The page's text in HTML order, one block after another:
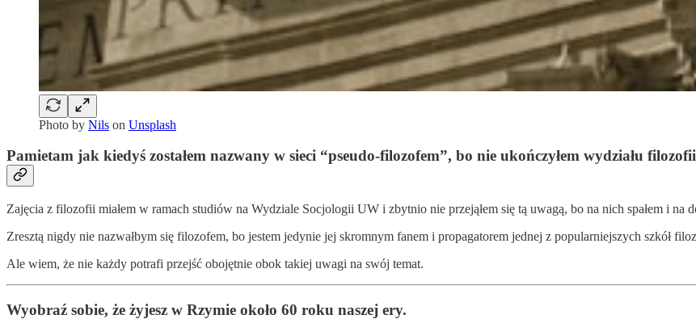
Photo by Nils on Unsplash
Pamietam jak kiedyś zostałem nazwany w sieci “pseudo-filozofem”, bo nie ukończyłem wydziału
Zajęcia z filozofii miałem w ramach studiów na Wydziale Socjologii UW i zbytnio nie przejąłem się tą uwagą, bo na nich spałem i na
Zresztą nigdy nie nazwałbym się filozofem, bo jestem jedynie jej skromnym fanem i propagatorem jednej z popularniejszych szkół
Ale wiem, że nie każdy potrafi przejść obojętnie obok takiej uwagi na swój temat.
Wyobraź sobie, że żyjesz w Rzymie około 60 roku naszej ery.